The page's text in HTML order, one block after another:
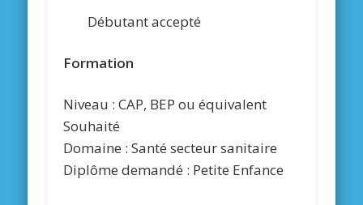
Débutant accepté
Formation
Niveau : CAP, BEP ou équivalent
Souhaité
Domaine : Santé secteur sanitaire
Diplôme demandé : Petite Enfance